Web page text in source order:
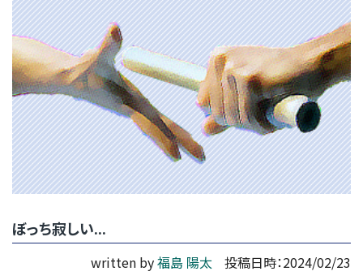
ぼっち寂しい...
written by福島 陽太 投稿日時：2024/02/23